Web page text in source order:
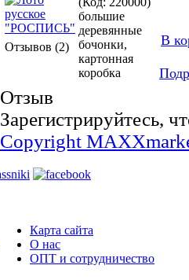
Отзывов (2)
большие
деревянные
бочонки,
картонная
коробка
В
Отзыв
Зарегистрируйтесь,
Copyright
Карта сайта
О нас
ОПТ и сотрудничество